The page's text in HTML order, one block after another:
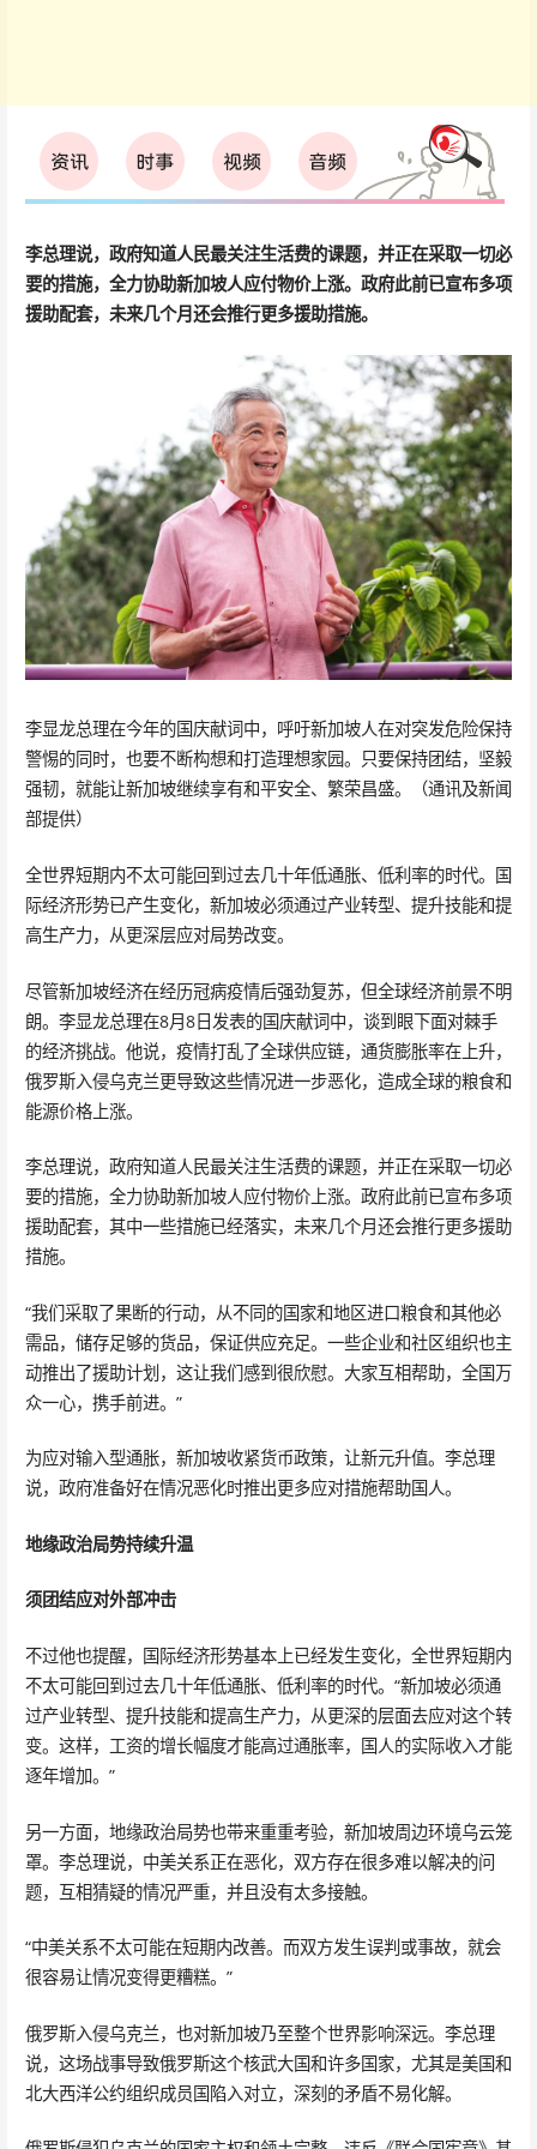
李总理说，政府知道人民最关注生活费的课题，并正在采取一切必
要的措施，全力协助新加坡人应付物价上涨。政府此前已宣布多项
援助配套，未来几个月还会推行更多援助措施。
李显龙总理在今年的国庆献词中，呼吁新加坡人在对突发危险保持
警惕的同时，也要不断构想和打造理想家园。只要保持团结，坚毅
强韧，就能让新加坡继续享有和平安全、繁荣昌盛。（通讯及新闻
部提供）
全世界短期内不太可能回到过去几十年低通胀、低利率的时代。国
际经济形势已产生变化，新加坡必须通过产业转型、提升技能和提
高生产力，从更深层应对局势改变。
尽管新加坡经济在经历冠病疫情后强劲复苏，但全球经济前景不明
朗。李显龙总理在8月8日发表的国庆献词中，谈到眼下面对棘手
的经济挑战。他说，疫情打乱了全球供应链，通货膨胀率在上升，
俄罗斯入侵乌克兰更导致这些情况进一步恶化，造成全球的粮食和
能源价格上涨。
李总理说，政府知道人民最关注生活费的课题，并正在采取一切必
要的措施，全力协助新加坡人应付物价上涨。政府此前已宣布多项
援助配套，其中一些措施已经落实，未来几个月还会推行更多援助
措施。
“我们采取了果断的行动，从不同的国家和地区进口粮食和其他必
需品，储存足够的货品，保证供应充足。一些企业和社区组织也主
动推出了援助计划，这让我们感到很欣慰。大家互相帮助，全国万
众一心，携手前进。”
为应对输入型通胀，新加坡收紧货币政策，让新元升值。李总理
说，政府准备好在情况恶化时推出更多应对措施帮助国人。
地缘政治局势持续升温
须团结应对外部冲击
不过他也提醒，国际经济形势基本上已经发生变化，全世界短期内
不太可能回到过去几十年低通胀、低利率的时代。“新加坡必须通
过产业转型、提升技能和提高生产力，从更深的层面去应对这个转
变。这样，工资的增长幅度才能高过通胀率，国人的实际收入才能
逐年增加。”
另一方面，地缘政治局势也带来重重考验，新加坡周边环境乌云笼
罩。李总理说，中美关系正在恶化，双方存在很多难以解决的问
题，互相猜疑的情况严重，并且没有太多接触。
“中美关系不太可能在短期内改善。而双方发生误判或事故，就会
很容易让情况变得更糟糕。”
俄罗斯入侵乌克兰，也对新加坡乃至整个世界影响深远。李总理
说，这场战事导致俄罗斯这个核武大国和许多国家，尤其是美国和
北大西洋公约组织成员国陷入对立，深刻的矛盾不易化解。